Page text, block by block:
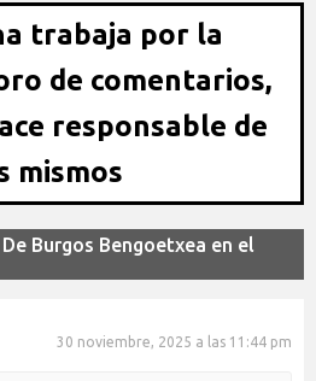
trabaja por la
de comentarios,
responsable de
mismos
Burgos Bengoetxea en el
30 noviembre, 2025 a las 11:44 pm